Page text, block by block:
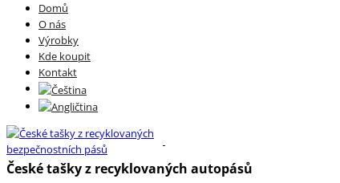
Domů
O nás
Výrobky
Kde koupit
Kontakt
České tašky z recyklovaných autopásů